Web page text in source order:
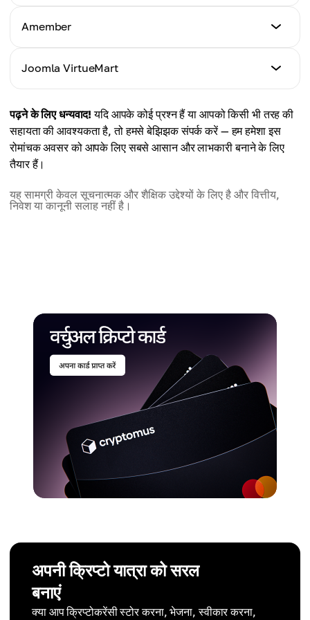
मार्गदर्शिका
Amember
मार्गदर्शिका
Joomla VirtueMart
यहाँ क्लिक करें
पढ़ने के लिए धन्यवाद! यदि आपके कोई प्रश्न हैं या आपको किसी भी तरह की
सहायता की आवश्यकता है, तो हमसे बेझिझक संपर्क करें — हम हमेशा इस
रोमांचक अवसर को आपके लिए सबसे आसान और लाभकारी बनाने के लिए
तैयार हैं।
यह सामग्री केवल सूचनात्मक और शैक्षिक उद्देश्यों के लिए है और वित्तीय,
निवेश या कानूनी सलाह नहीं है।
अपनी क्रिप्टो यात्रा को सरल
बनाएं
क्या आप क्रिप्टोकरेंसी स्टोर करना, भेजना, स्वीकार करना,